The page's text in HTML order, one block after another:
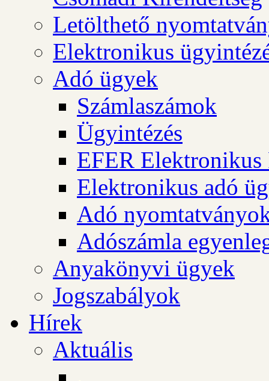
Letölthető
Elektronikus
Adó ügyek
Számlaszámok
Ügyintézés
EFER Elektronikus
Elektronikus adó
Adó
Adószámla
Anyakönyvi ügyek
Jogszabályok
Hírek
Aktuális